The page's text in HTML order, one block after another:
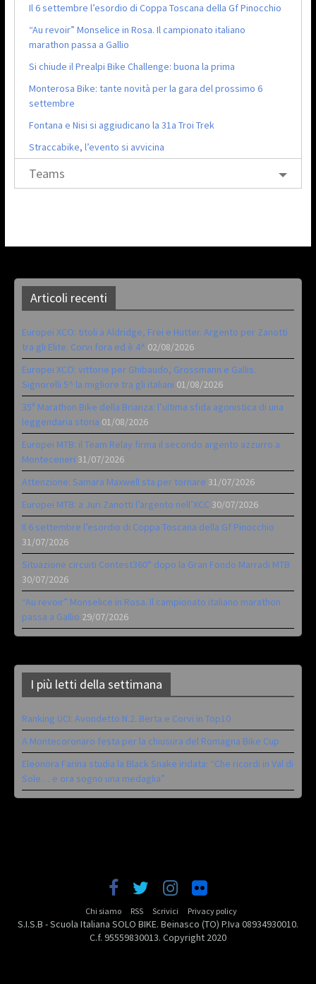
Il 6 settembre l’esordio di Coppa Toscana della Gf Pinocchio
“Au revoir” Monselice in Rosa. Il campionato italiano
marathon passa a Gallio
Si chiude il Prealpi Bike Challenge: buona la prima
Monterosa Bike: tante novità per la gara del prossimo 6
settembre
Fontana e Nisi si aggiudicano la 31a Troi Trek
Straccabike, l’evento si avvicina
Teams
Articoli recenti
Europei XCO: titoli a Aldridge, Frei e Hutter. Argento per Zanotti
tra gli Elite. Corvi fora ed è 4^ 02/08/2026
Europei XCO: vittorie per Ghibaudo, Grossmann e Gallis.
Signorelli 5^ la migliore tra gli italiani 01/08/2026
35ª Marathon Bike della Brianza: l’ultima sfida agonistica di una
leggendaria storia 01/08/2026
Europei MTB: il Team Relay firma il secondo argento azzurro a
Monteceneri 31/07/2026
Attenzione: Samara Maxwell sta per tornare 31/07/2026
Europei MTB: a Juri Zanotti l’argento nell’XCC 30/07/2026
Il 6 settembre l’esordio di Coppa Toscana della Gf Pinocchio
31/07/2026
Situazione circuiti Contest360° dopo la Gran Fondo Marradi MTB
30/07/2026
“Au revoir” Monselice in Rosa. Il campionato italiano marathon
passa a Gallio 29/07/2026
I più letti della settimana
Ranking UCI: Avondetto N.2. Berta e Corvi in Top10
A Montecoronaro festa per la chiusura del Romagna Bike Cup
Eleonora Farina studia la Black Snake iridata: “Che ricordi in Val di
Sole… e ora sogno una medaglia”
Chi siamo RSS Scrivici Privacy policy
S.I.S.B - Scuola Italiana SOLO BIKE. Beinasco (TO) P.Iva 08934930010.
C.f. 95559830013. Copyright 2020